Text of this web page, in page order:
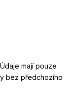
Údaje mají pouze
bez předchozího